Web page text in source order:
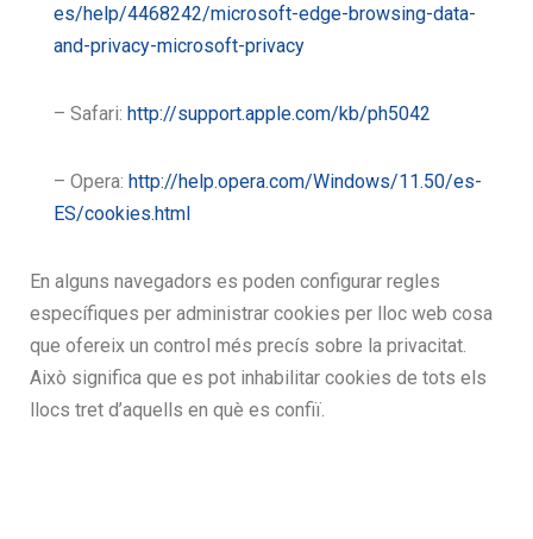
es/help/4468242/microsoft-edge-browsing-data-
and-privacy-microsoft-privacy
– Safari: http://support.apple.com/kb/ph5042
– Opera: http://help.opera.com/Windows/11.50/es-
ES/cookies.html
En alguns navegadors es poden configurar regles
específiques per administrar cookies per lloc web cosa
que ofereix un control més precís sobre la privacitat.
Això significa que es pot inhabilitar cookies de tots els
llocs tret d’aquells en què es confiï.